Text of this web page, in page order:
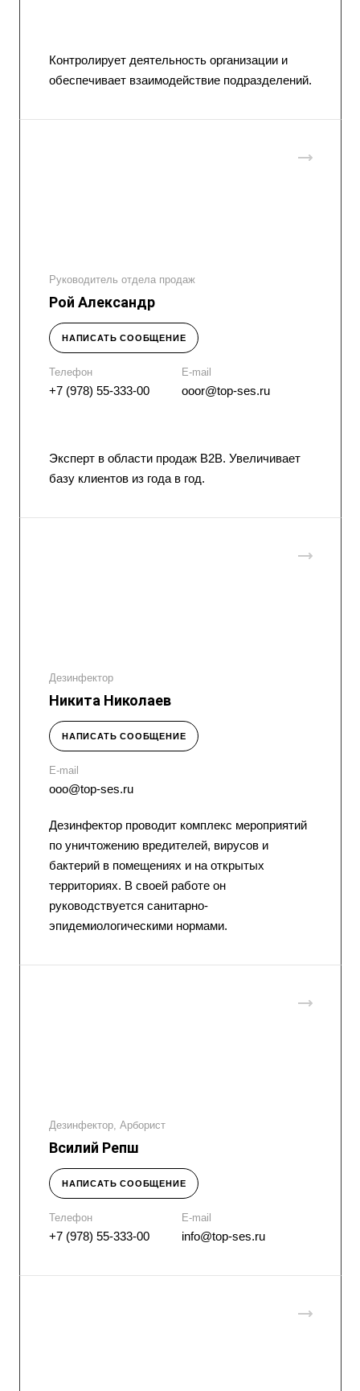
Контролирует деятельность организации и
обеспечивает взаимодействие подразделений.
Руководитель отдела продаж
Рой Александр
НАПИСАТЬ СООБЩЕНИЕ
Телефон
+7 (978) 55-333-00
E-mail
ooor@top-ses.ru
Эксперт в области продаж B2B. Увеличивает
базу клиентов из года в год.
Дезинфектор
Никита Николаев
НАПИСАТЬ СООБЩЕНИЕ
E-mail
ooo@top-ses.ru
Дезинфектор проводит комплекс мероприятий
по уничтожению вредителей, вирусов и
бактерий в помещениях и на открытых
территориях. В своей работе он
руководствуется санитарно-
эпидемиологическими нормами.
Дезинфектор, Арборист
Всилий Репш
НАПИСАТЬ СООБЩЕНИЕ
Телефон
+7 (978) 55-333-00
E-mail
info@top-ses.ru